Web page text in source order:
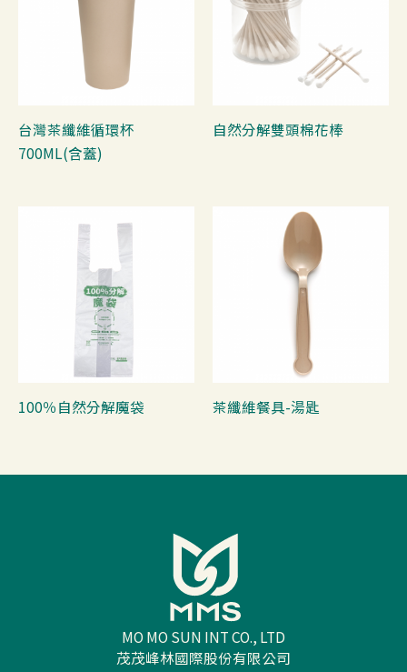
台灣茶纖維循環杯
700ML(含蓋)
自然分解雙頭棉花棒
100％自然分解魔袋 茶纖維餐具-湯匙
MO MO SUN INT CO., LTD
茂茂峰林國際股份有限公司